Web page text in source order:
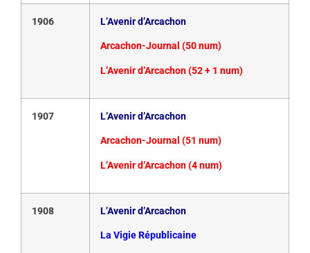
1906 L’Avenir d’Arcachon
Arcachon-Journal (50 num)
L’Avenir d’Arcachon (52 + 1 num)
1907 L’Avenir d’Arcachon
Arcachon-Journal (51 num)
L’Avenir d’Arcachon (4 num)
1908 L’Avenir d’Arcachon
La Vigie Républicaine